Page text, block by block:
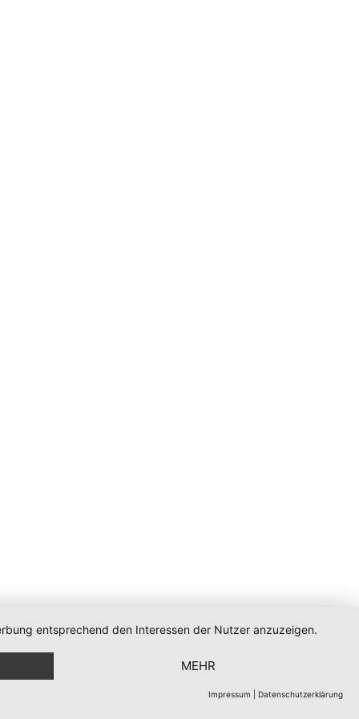
entsprechend den Interessen der Nutzer anzuzeigen.
MEHR
Impressum Datenschutzerklärung